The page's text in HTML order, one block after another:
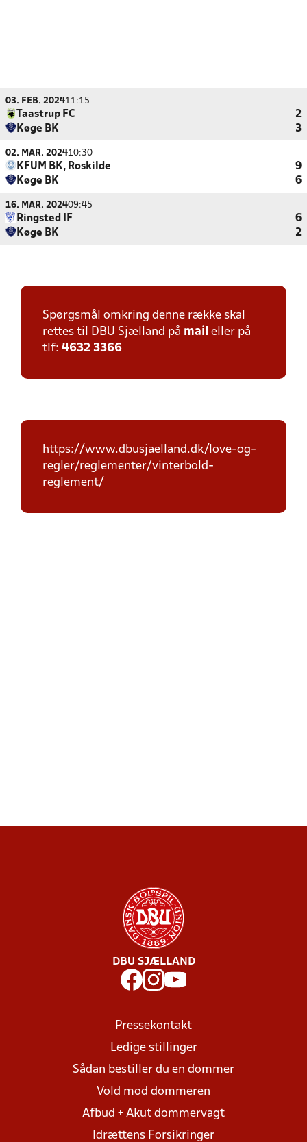
03. FEB. 202411:15
Taastrup FC
2
Køge BK
3
02. MAR. 202410:30
KFUM BK, Roskilde
9
Køge BK
6
16. MAR. 202409:45
Ringsted IF
6
Køge BK
2
Spørgsmål omkring denne række skal
rettes til DBU Sjælland på mail eller på
tlf: 4632 3366
https://www.dbusjaelland.dk/love-og-
regler/reglementer/vinterbold-
reglement/
DBU SJÆLLAND
Pressekontakt
Ledige stillinger
Sådan bestiller du en dommer
Vold mod dommeren
Afbud + Akut dommervagt
Idrættens Forsikringer